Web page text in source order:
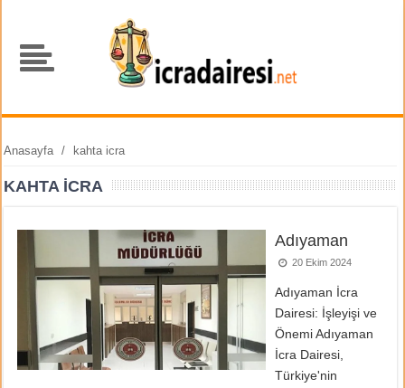
Anasayfa / kahta icra
KAHTA ICRA
Adıyaman
20 Ekim 2024
Adıyaman İcra
Dairesi: İşleyişi ve
Önemi Adıyaman
İcra Dairesi,
Türkiye'nin